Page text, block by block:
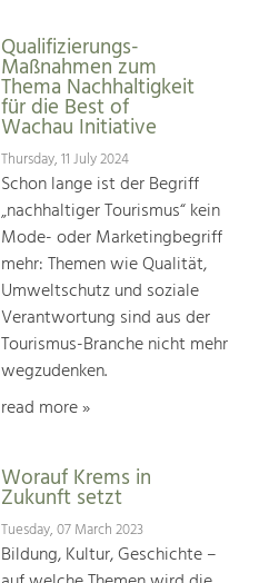
Qualifizierungs-
Maßnahmen zum
Thema Nachhaltigkeit
für die Best of
Wachau Initiative
Thursday, 11 July 2024
Schon lange ist der Begriff
„nachhaltiger Tourismus“ kein
Mode- oder Marketingbegriff
mehr: Themen wie Qualität,
Umweltschutz und soziale
Verantwortung sind aus der
Tourismus-Branche nicht mehr
wegzudenken.
read more »
Worauf Krems in
Zukunft setzt
Tuesday, 07 March 2023
Bildung, Kultur, Geschichte –